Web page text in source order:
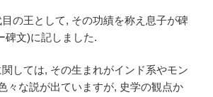
の王として, その功績を称え息子が碑
碑文)に記しました.
しては, その生まれがインド系やモン
々な説が出ていますが, 史学の観点か